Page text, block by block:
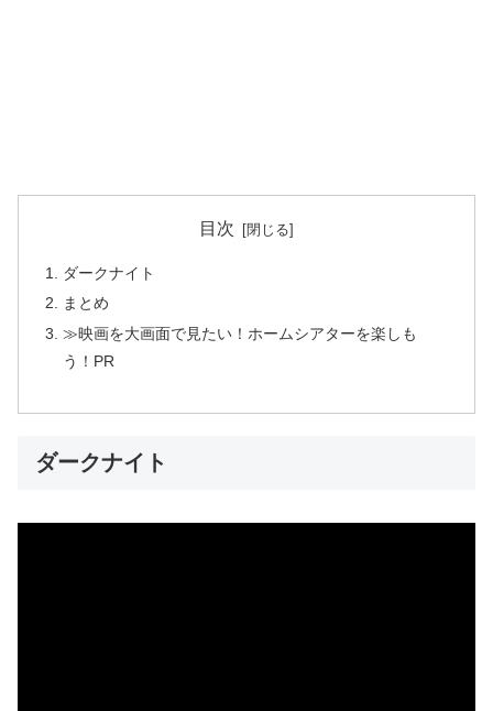
目次
ダークナイト
まとめ
≫映画を大画面で見たい！ホームシアターを楽しも
う！PR
ダークナイト